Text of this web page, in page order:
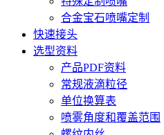
合金宝石喷嘴定制
快速接头
选型资料
产品PDF资料
常规液滴粒径
单位换算表
喷雾角度和覆盖范围